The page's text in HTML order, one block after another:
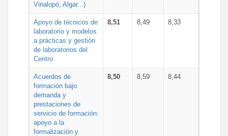
Vinalopó, Algar...)
Apoyo de técnicos de
laboratorio y modelos
a prácticas y gestión
de laboratorios del
Centro
8,51 8,49 8,33
Acuerdos de
formación bajo
demanda y
prestaciones de
servicio de formación:
apoyo a la
formalización y
8,50 8,59 8,44